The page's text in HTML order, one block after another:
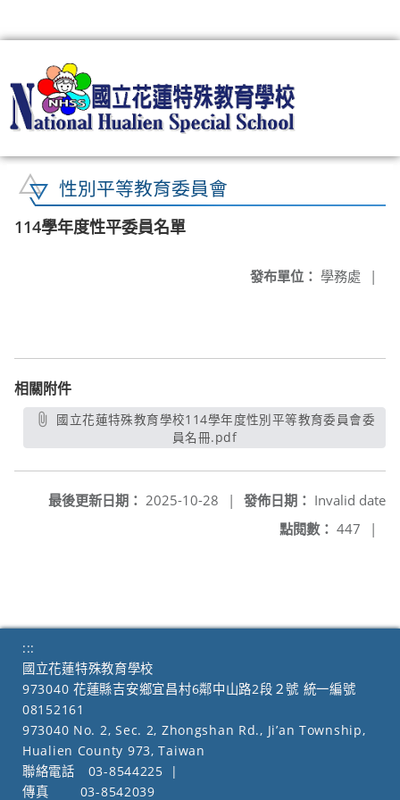
性別平等教育委員會
114學年度性平委員名單
發布單位： 學務處 |
相關附件
員名冊.pdf另開新視窗
發佈日期： Invalid date
最後更新日期： 2025-10-28
|
點閱數： 447 |
:::
國立花蓮特殊教育學校
973040 花蓮縣吉安鄉宜昌村6鄰中山路2段２號 統一編號
08152161
973040 No. 2, Sec. 2, Zhongshan Rd., Ji’an Township,
Hualien County 973, Taiwan
聯絡電話
03-8544225
|
傳真
03-8542039